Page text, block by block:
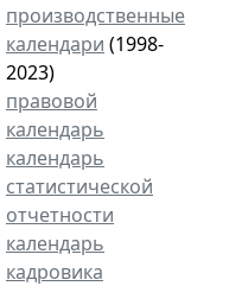
производственные
календари (1998-
2023)
правовой
календарь
календарь
статистической
отчетности
календарь
кадровика